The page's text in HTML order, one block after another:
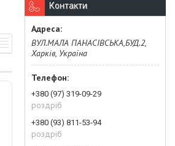
Контакти
ВУЛ.МАЛА ПАНАСІВСЬКА,БУД.2,
Харків, Україна
+380 (97) 319-09-29
роздріб
+380 (93) 811-53-94
роздріб